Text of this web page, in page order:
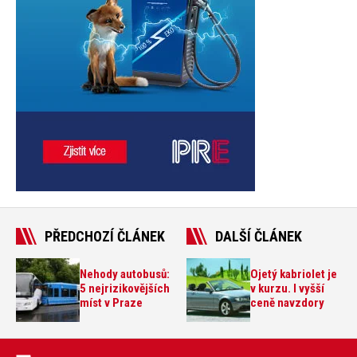
PŘEDCHOZÍ ČLÁNEK
Nehody autobusů:
5 nejrizikovějších
míst v Praze
DALŠÍ ČLÁNEK
Ojetý kabriolet je
v kurzu. I vyšší
ceně navzdory